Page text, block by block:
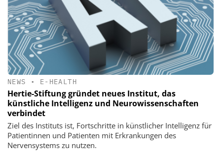
NEWS • E-HEALTH
Hertie-Stiftung gründet neues Institut, das
künstliche Intelligenz und Neurowissenschaften
verbindet
Ziel des Instituts ist, Fortschritte in künstlicher Intelligenz für
Patientinnen und Patienten mit Erkrankungen des
Nervensystems zu nutzen.